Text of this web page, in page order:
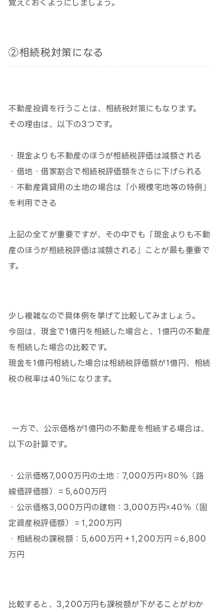
②相続税対策になる
不動産投資を行うことは、相続税対策にもなります。
その理由は、以下の3つです。
・現金よりも不動産のほうが相続税評価は減額される
・借地・借家割合で相続税評価額をさらに下げられる
・不動産賃貸用の土地の場合は「小規模宅地等の特例」
を利用できる
上記の全てが重要ですが、その中でも「現金よりも不動
産のほうが相続税評価は減額される」ことが最も重要で
す。
少し複雑なので具体例を挙げて比較してみましょう。
今回は、現金で1億円を相続した場合と、1億円の不動産
を相続した場合の比較です。
現金を1億円相続した場合は相続税評価額が1億円、相続
税の税率は40％になります。
一方で、公示価格が1億円の不動産を相続する場合は、
以下の計算です。
・公示価格7,000万円の土地：7,000万円☓80％（路
線価評価額）＝5,600万円
・公示価格3,000万円の建物：3,000万円☓40％（固
定資産税評価額）＝1,200万円
・相続税の課税額：5,600万円＋1,200万円＝6,800
万円
比較すると、3,200万円も課税額が下がることがわか